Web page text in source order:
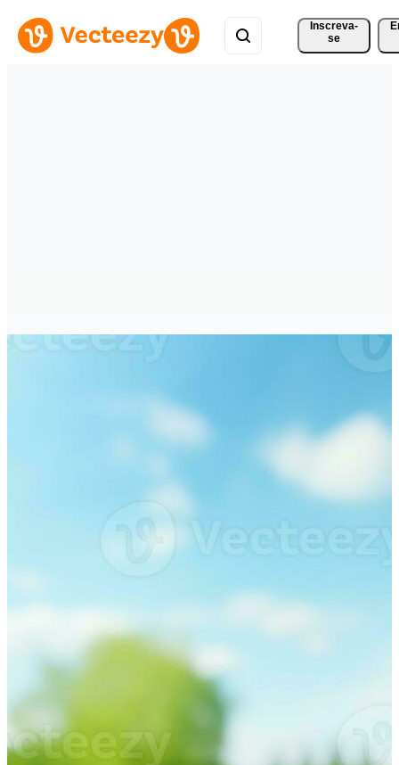
Inscreva-
se